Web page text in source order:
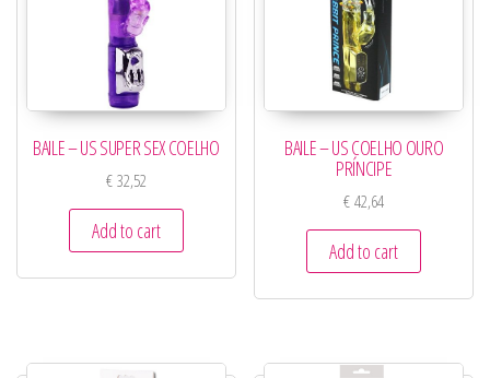
BAILE – US SUPER SEX COELHO
€32,52
Add to cart
BAILE – US COELHO OURO
PRÍNCIPE
€42,64
Add to cart